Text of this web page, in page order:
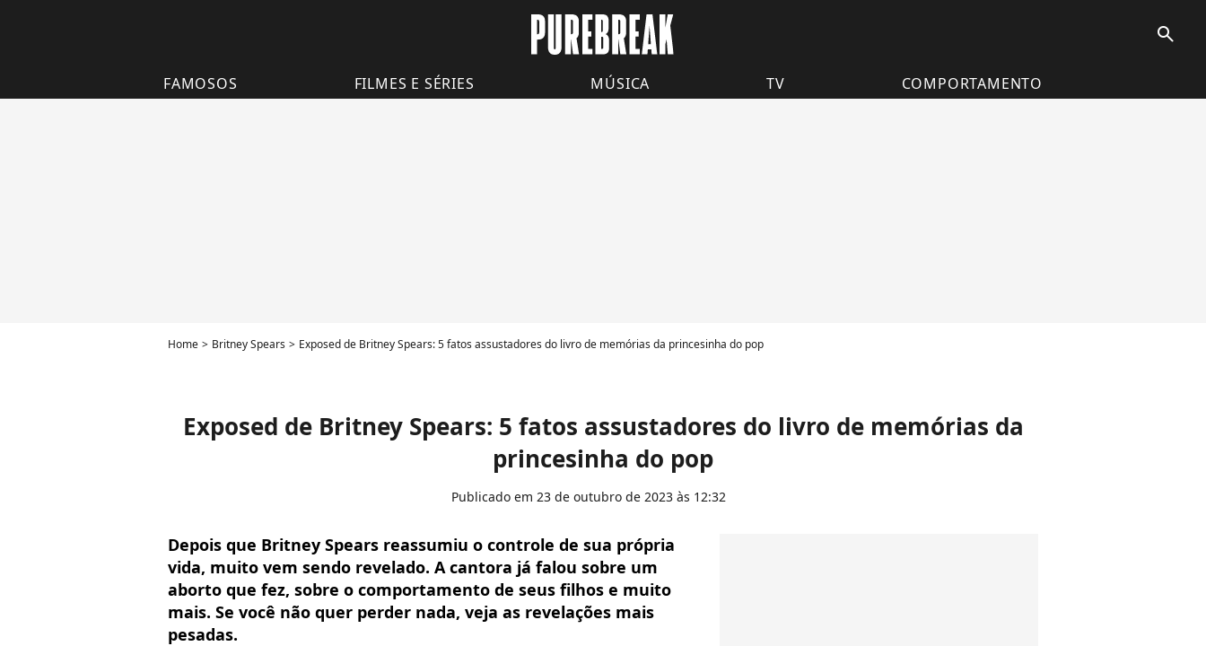
search
FAMOSOS FILMES E SÉRIES MÚSICA TV COMPORTAMENTO
Home Britney Spears Exposed de Britney Spears: 5 fatos assustadores do livro de memórias da princesinha do pop
Exposed de Britney Spears: 5 fatos assustadores do livro de memórias da
princesinha do pop
Publicado em 23 de outubro de 2023 às 12:32
Depois que Britney Spears reassumiu o controle de sua própria
vida, muito vem sendo revelado. A cantora já falou sobre um
aborto que fez, sobre o comportamento de seus filhos e muito
mais. Se você não quer perder nada, veja as revelações mais
pesadas.